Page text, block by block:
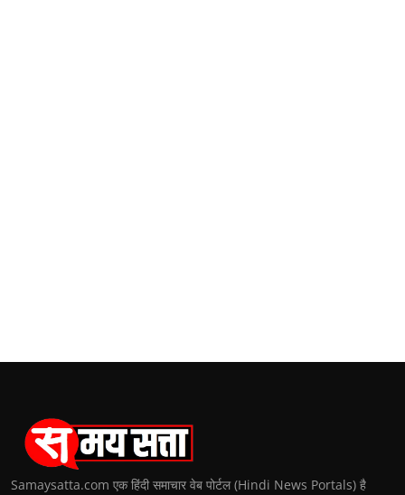
Samaysatta.com एक हिंदी समाचार वेब पोर्टल (Hindi News Portals) है